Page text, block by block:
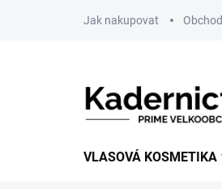
Jak nakupovat
VLASOVÁ KOSMETIKA